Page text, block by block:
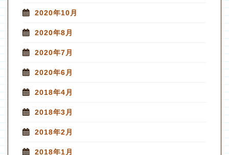
2020年10月
2020年8月
2020年7月
2020年6月
2018年4月
2018年3月
2018年2月
2018年1月